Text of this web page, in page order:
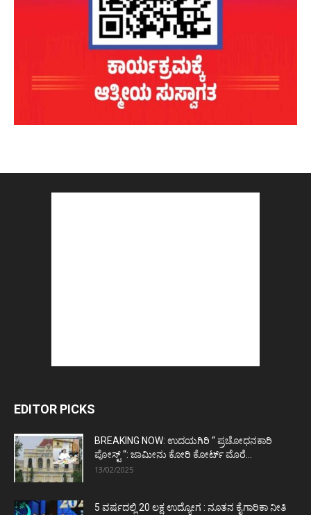
EDITOR PICKS
BREAKING NOW: ಉದಯಗಿರಿ “ ಪ್ರಚೋಧನಕಾರಿ
ಪೋಸ್ಟ್‌ “: ಜಾಮೀನು ಕೋರಿ ಕೋರ್ಟ್‌ ಮೊರೆ...
13/02/2025
5 ವರ್ಷದಲ್ಲಿ 20 ಲಕ್ಷ ಉದ್ಯೋಗ : ನೂತನ ಕೈಗಾರಿಕಾ ನೀತಿ